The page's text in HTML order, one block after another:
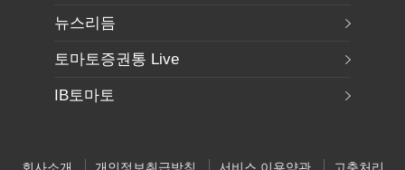
뉴스리듬
토마토증권통 Live
IB토마토